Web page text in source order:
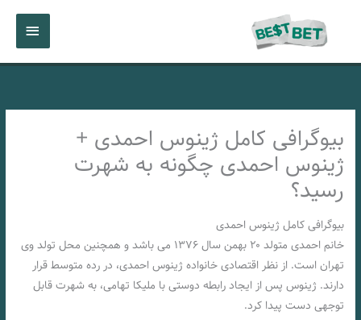
اصلی
بیوگرافی کامل ژینوس احمدی +
ژینوس احمدی چگونه به شهرت
رسید؟
بیوگرافی کامل ژینوس احمدی
خانم احمدی متولد ۲۰ بهمن سال ۱۳۷۶ می باشد و همچنین محل تولد وی
تهران است. از نظر اقتصادی خانواده ژینوس احمدی، در رده متوسط قرار
دارند. ژینوس پس از ایجاد رابطه دوستی با ملیکا تهامی، به شهرت قابل
توجهی دست پیدا کرد.